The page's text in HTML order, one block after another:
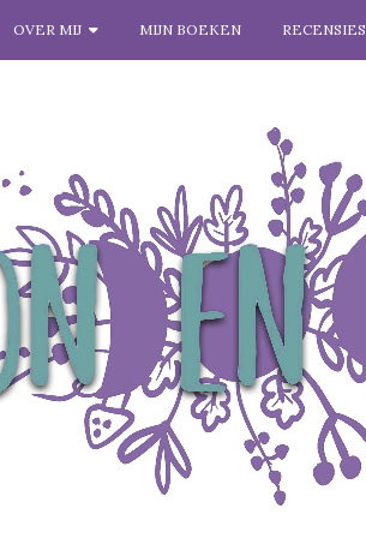
OVER MIJ MIJN BOEKEN RECENSIES